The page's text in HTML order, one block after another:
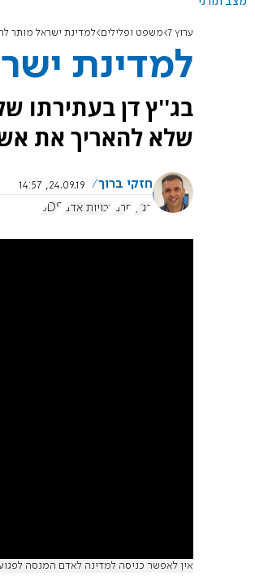
ערוץ 7 משפט ופלילים למדינת ישראל מותר
למדינת
שלא להאריך את
חזקי ברוך
24.09.19, 14:57
בג"ץ חרם זכויות אדם BDS
אין לאפשר כניסה למדינה לאדם המנסה